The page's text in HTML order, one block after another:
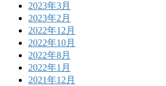
2023年3月
2023年2月
2022年12月
2022年10月
2022年8月
2022年1月
2021年12月